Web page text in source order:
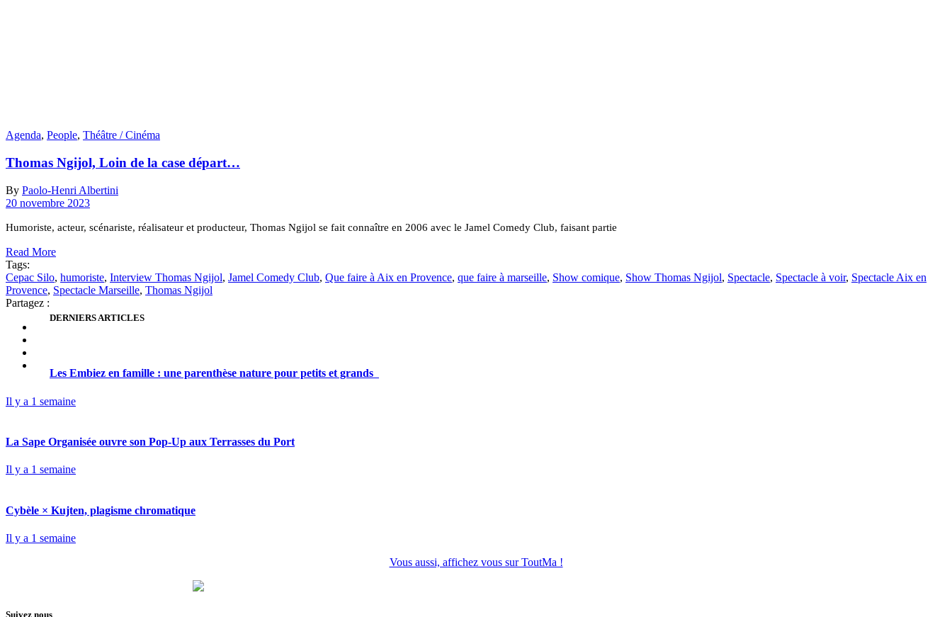
Agenda, People, Théâtre / Cinéma
Thomas Ngijol, Loin de la case départ…
By Paolo-Henri Albertini
20 novembre 2023
Humoriste, acteur, scénariste, réalisateur et producteur, Thomas Ngijol se fait connaître en 2006 avec le Jamel Comedy Club, faisant partie
Read More
Tags:
Cepac Silo, humoriste, Interview Thomas Ngijol, Jamel Comedy Club, Que faire à Aix en Provence, que faire à marseille, Show comique, Show Thomas Ngijol, Spectacle, Spectacle à voir, Spectacle Aix en
Provence, Spectacle Marseille, Thomas Ngijol
Partagez :
DERNIERS ARTICLES
Les Embiez en famille : une parenthèse nature pour petits et grands
Il y a 1 semaine
La Sape Organisée ouvre son Pop-Up aux Terrasses du Port
Il y a 1 semaine
Cybèle × Kujten, plagisme chromatique
Il y a 1 semaine
Vous aussi, affichez vous sur ToutMa !
Suivez nous